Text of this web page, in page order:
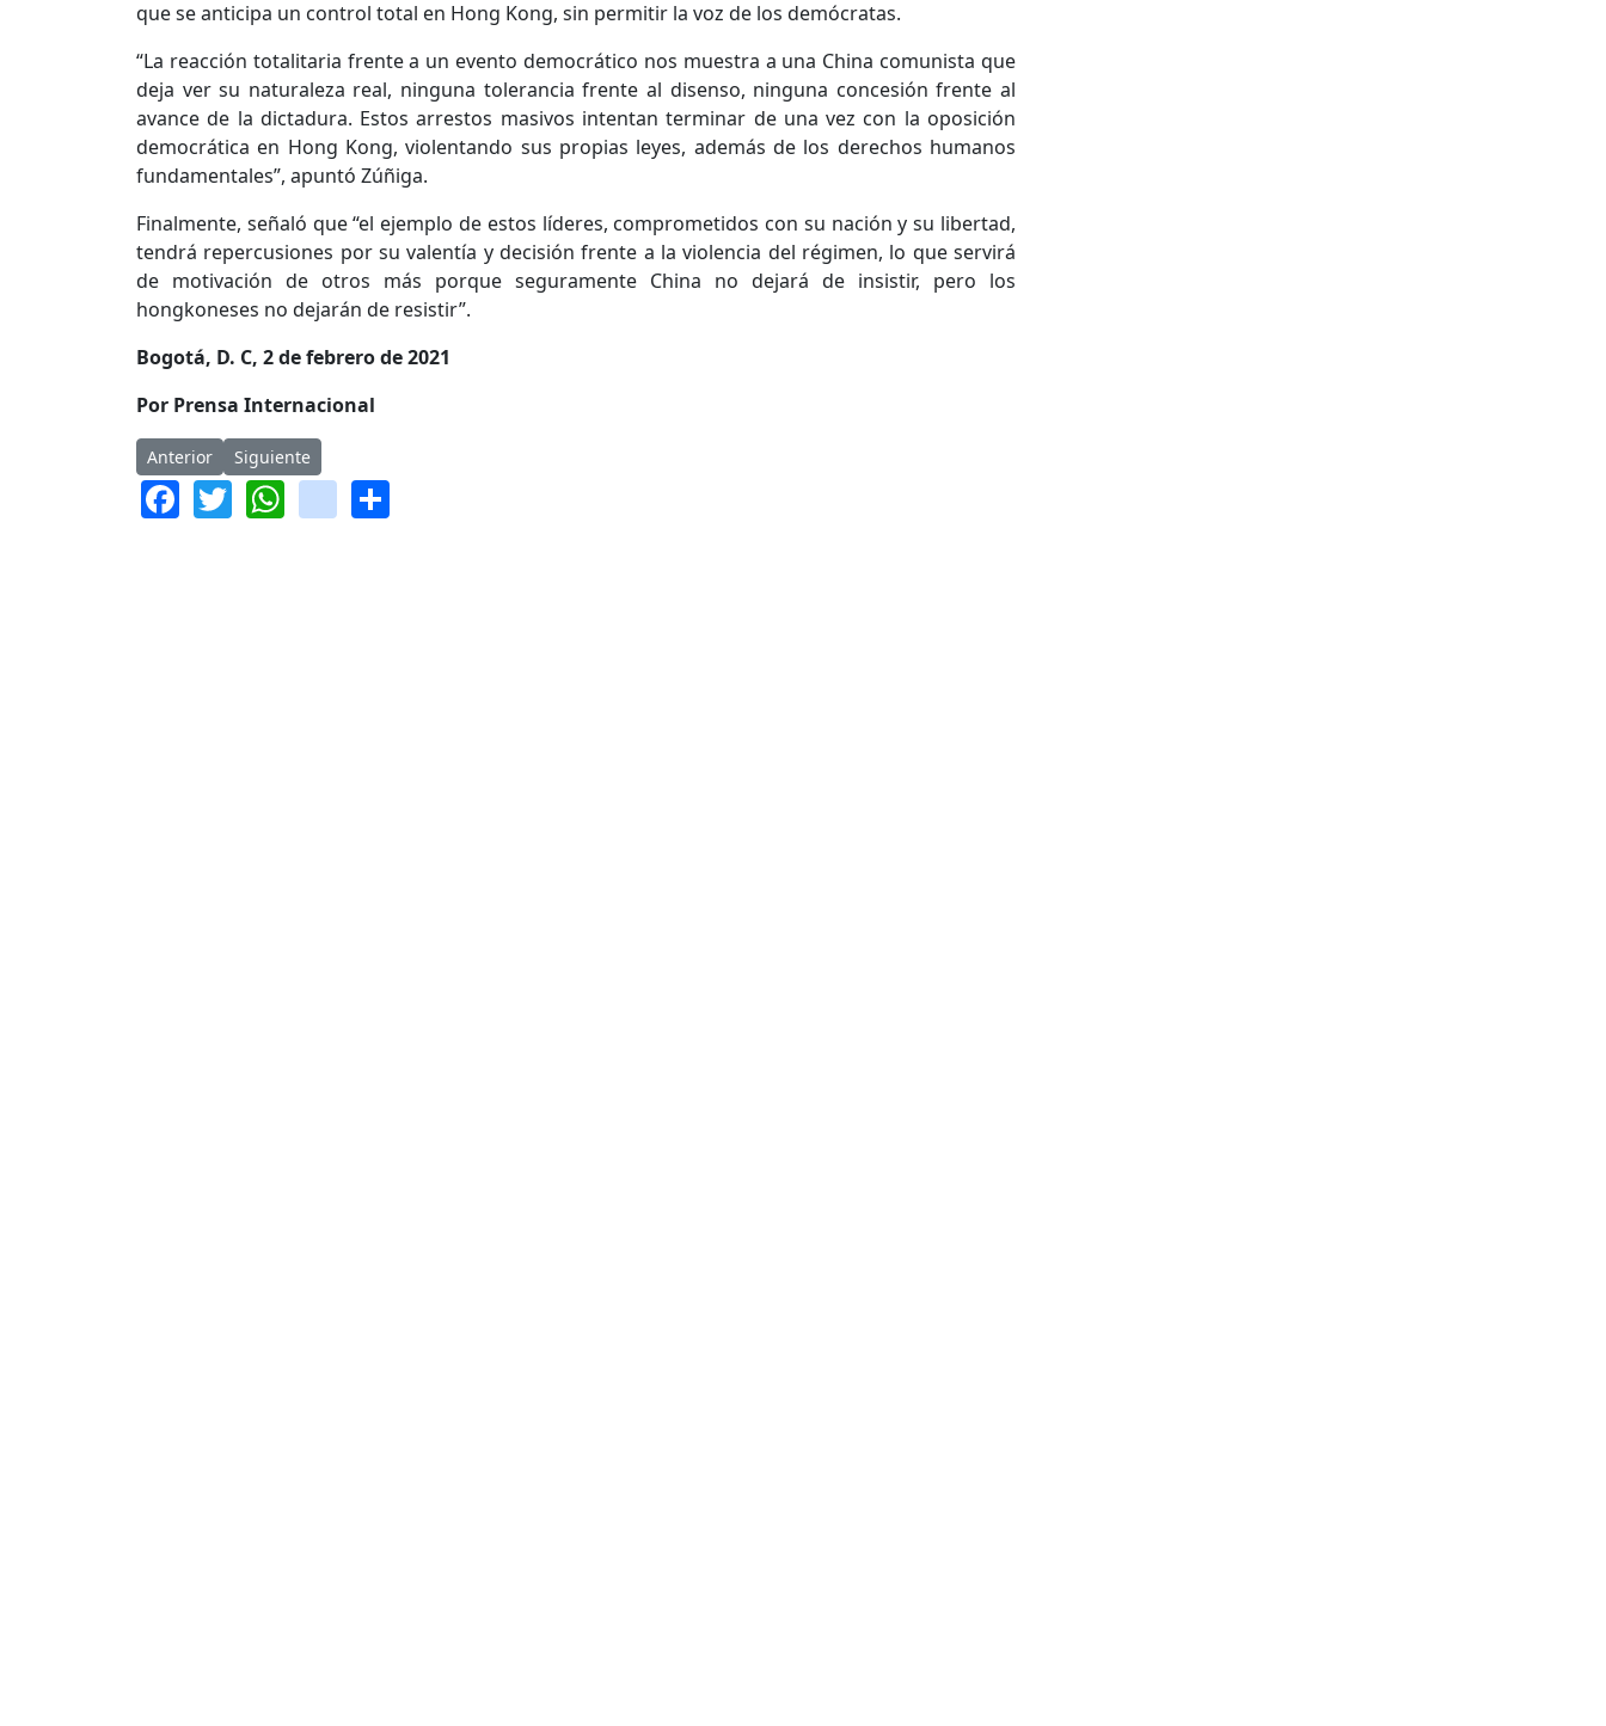
que se anticipa un control total en Hong Kong, sin permitir la voz de los demócratas.
“La reacción totalitaria frente a un evento democrático nos muestra a una China comunista que
deja ver su naturaleza real, ninguna tolerancia frente al disenso, ninguna concesión frente al
avance de la dictadura. Estos arrestos masivos intentan terminar de una vez con la oposición
democrática en Hong Kong, violentando sus propias leyes, además de los derechos humanos
fundamentales”, apuntó Zúñiga.
Finalmente, señaló que “el ejemplo de estos líderes, comprometidos con su nación y su libertad,
tendrá repercusiones por su valentía y decisión frente a la violencia del régimen, lo que servirá
de motivación de otros más porque seguramente China no dejará de insistir, pero los
hongkoneses no dejarán de resistir”.
Bogotá, D. C, 2 de febrero de 2021
Por Prensa Internacional
Artículo anterior: Lituania considera revaluar nexos con China y ampliarlos con Taiwán
Anterior Artículo siguiente: Sentencia histórica en Francia contra Sarkozy
Siguiente
Facebook
Twitter
WhatsApp
instagram